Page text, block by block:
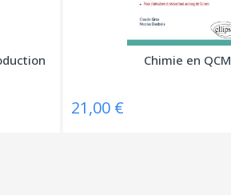
Chimie en QCM
21,00 €